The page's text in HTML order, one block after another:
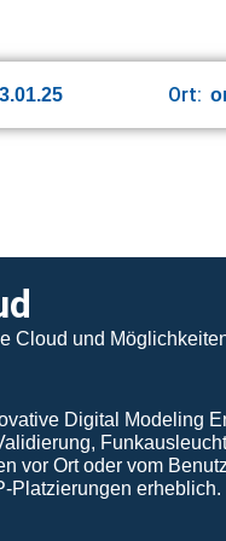
Ort:
Cloud und
Digital Modeling
vor Ort oder vom